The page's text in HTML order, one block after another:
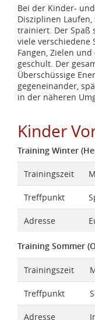
Bei der Kinder-
Disziplinen
trainiert. Der Spaß
viele verschiedene
Fangen, Zielen
geschult. Der
Überschüssige
gegeneinander,
in der näheren
Kinder
Training Winter
Trainingszeit
Treffpunkt
Adresse
Training Sommer
Trainingszeit
Treffpunkt
Adresse